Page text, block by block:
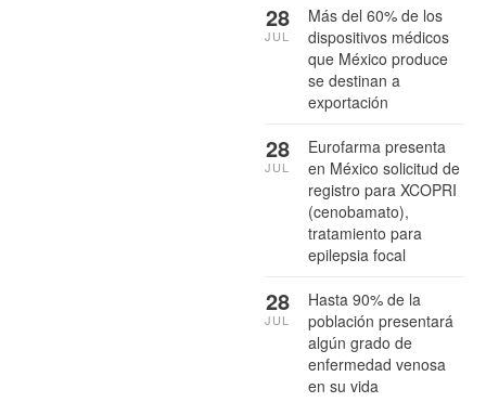
Más del 60% de los
dispositivos médicos
que México produce
se destinan a
exportación
28
JUL
Eurofarma presenta
en México solicitud de
registro para XCOPRI
(cenobamato),
tratamiento para
epilepsia focal
28
JUL
Hasta 90% de la
población presentará
algún grado de
enfermedad venosa
en su vida
28
JUL